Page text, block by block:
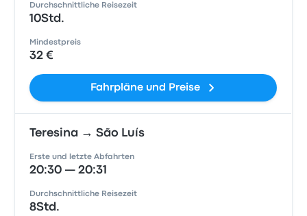
Durchschnittliche Reisezeit
10Std.
Mindestpreis
32 €
Fahrpläne und Preise
Teresina → São Luís
Erste und letzte Abfahrten
20:30 — 20:31
Durchschnittliche Reisezeit
8Std.